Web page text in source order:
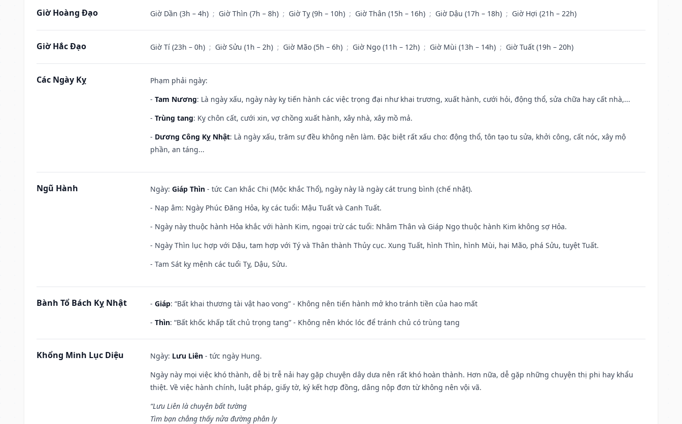
Giờ Hoàng Đạo Giờ Dần (3h – 4h) ; Giờ Thìn (7h – 8h) ; Giờ Tỵ (9h – 10h) ; Giờ Thân (15h – 16h) ; Giờ Dậu (17h – 18h) ; Giờ Hợi (21h – 22h)
Giờ Hắc Đạo Giờ Tí (23h – 0h) ; Giờ Sửu (1h – 2h) ; Giờ Mão (5h – 6h) ; Giờ Ngọ (11h – 12h) ; Giờ Mùi (13h – 14h) ; Giờ Tuất (19h – 20h)
Các Ngày Kỵ
Phạm phải ngày:
- Tam Nương: Là ngày xấu, ngày này kỵ tiến hành các việc trọng đại như khai trương, xuất hành, cưới hỏi, động thổ, sửa chữa hay cất nhà,...
- Trùng tang: Kỵ chôn cất, cưới xin, vợ chồng xuất hành, xây nhà, xây mồ mả.
- Dương Công Kỵ Nhật: Là ngày xấu, trăm sự đều không nên làm. Đặc biệt rất xấu cho: động thổ, tôn tạo tu sửa, khởi công, cất nóc, xây mộ
phần, an táng...
Ngũ Hành Ngày: Giáp Thìn - tức Can khắc Chi (Mộc khắc Thổ), ngày này là ngày cát trung bình (chế nhật).
- Nạp âm: Ngày Phúc Đăng Hỏa, kỵ các tuổi: Mậu Tuất và Canh Tuất.
- Ngày này thuộc hành Hỏa khắc với hành Kim, ngoại trừ các tuổi: Nhâm Thân và Giáp Ngọ thuộc hành Kim không sợ Hỏa.
- Ngày Thìn lục hợp với Dậu, tam hợp với Tý và Thân thành Thủy cục. Xung Tuất, hình Thìn, hình Mùi, hại Mão, phá Sửu, tuyệt Tuất.
- Tam Sát kỵ mệnh các tuổi Tỵ, Dậu, Sửu.
Bành Tổ Bách Kỵ Nhật - Giáp: “Bất khai thương tài vật hao vong” - Không nên tiến hành mở kho tránh tiền của hao mất
- Thìn: “Bất khốc khấp tất chủ trọng tang” - Không nên khóc lóc để tránh chủ có trùng tang
Khổng Minh Lục Diệu Ngày: Lưu Liên - tức ngày Hung.
Ngày này mọi việc khó thành, dễ bị trễ nải hay gặp chuyện dây dưa nên rất khó hoàn thành. Hơn nữa, dễ gặp những chuyện thị phi hay khẩu
thiệt. Về việc hành chính, luật pháp, giấy tờ, ký kết hợp đồng, dâng nộp đơn từ không nên vội vã.
“Lưu Liên là chuyện bất tường
Tìm bạn chẳng thấy nửa đường phân ly